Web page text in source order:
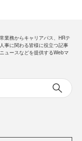
業務からキャリアパス、HRテ
事に関わる皆様に役立つ記事
ュースなどを提供するWebマ